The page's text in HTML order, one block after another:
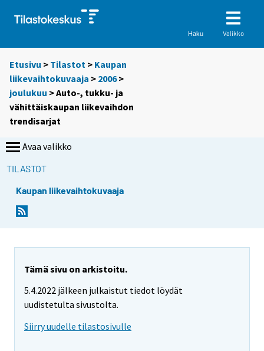
Haku Valikko
Etusivu > Tilastot > Kaupan
liikevaihtokuvaaja > 2006>
joulukuu > Auto-, tukku- ja
vähittäiskaupan liikevaihdon
trendisarjat
Avaa valikko
TILASTOT
Kaupan liikevaihtokuvaaja
Tämä sivu on arkistoitu.
5.4.2022 jälkeen julkaistut tiedot löydät
uudistetulta sivustolta.
Siirry uudelle tilastosivulle